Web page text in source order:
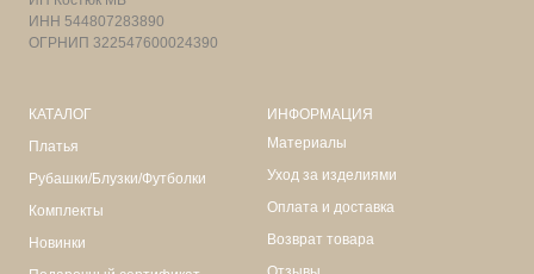
ИНН 544807283890
ОГРНИП 322547600024390
КАТАЛОГ
Платья
Рубашки/Блузки/Футболки
Комплекты
Новинки
ИНФОРМАЦИЯ
Материалы
Уход за изделиями
Оплата и доставка
Возврат товара